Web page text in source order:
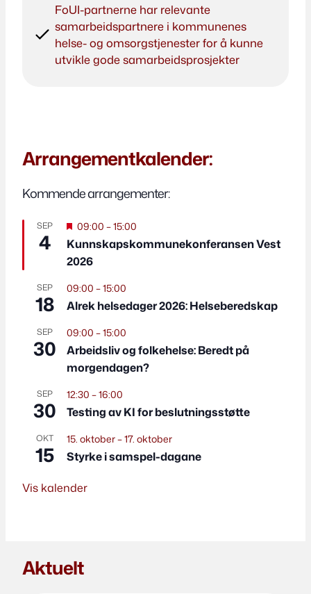
FoUI-partnerne har relevante
samarbeidspartnere i kommunenes
helse- og omsorgstjenester for å kunne
utvikle gode samarbeidsprosjekter​
Arrangementkalender:
Kommende arrangementer:
SEP
4
Fremhevet
09:00 –15:00
Kunnskapskommunekonferansen Vest
2026
SEP
18
09:00 –15:00
Alrek helsedager 2026: Helseberedskap
SEP
30
09:00 –15:00
Arbeidsliv og folkehelse: Beredt på
morgendagen?
SEP
30
12:30 –16:00
Testing av KI for beslutningsstøtte
OKT
15
15. oktober–17. oktober
Styrke i samspel-dagane
Vis kalender
Aktuelt